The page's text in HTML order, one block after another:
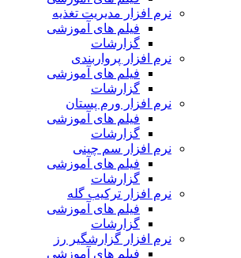
نرم افزار مدیریت تغذیه
فیلم های آموزشی
گزارشات
نرم افزار پرواربندی
فیلم های آموزشی
گزارشات
نرم افزار ورم پستان
فیلم های آموزشی
گزارشات
نرم افزار سم چینی
فیلم های آموزشی
گزارشات
نرم افزار ترکیب گله
فیلم های آموزشی
گزارشات
نرم افزار گزارشگیر رز
فیلم های آموزشی